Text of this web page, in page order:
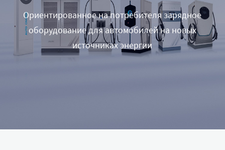
Ориентированное на потребителя зарядное
оборудование для автомобилей на новых
источниках энергии